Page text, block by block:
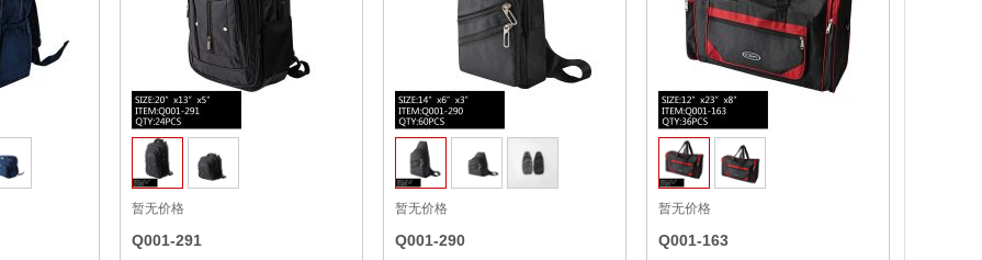
收藏 收藏
暂无价格
Q001-291
收藏
暂无价格
Q001-290
暂无价格
Q001-163